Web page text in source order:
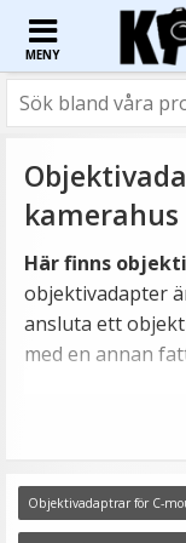
MENY
kamerahus
Här finns
objektivadapter
ansluta ett
med en annan
Canon EOS R är
introducerades
och prestanda i
använder
Objektivadaptrar för C-